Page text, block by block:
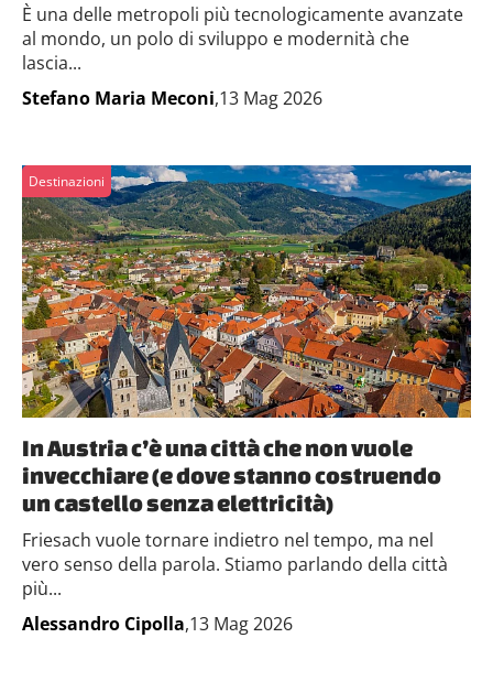
È una delle metropoli più tecnologicamente avanzate
al mondo, un polo di sviluppo e modernità che
lascia...
Stefano Maria Meconi,13 Mag 2026
Destinazioni
In Austria c’è una città che non vuole
invecchiare (e dove stanno costruendo
un castello senza elettricità)
Friesach vuole tornare indietro nel tempo, ma nel
vero senso della parola. Stiamo parlando della città
più...
Alessandro Cipolla,13 Mag 2026